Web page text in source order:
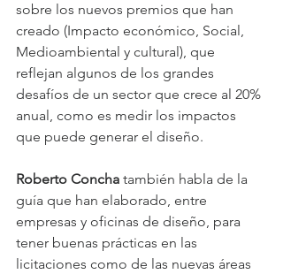
sobre los nuevos premios que han
creado (Impacto económico, Social,
Medioambiental y cultural), que
reflejan algunos de los grandes
desafíos de un sector que crece al 20%
anual, como es medir los impactos
que puede generar el diseño.
Roberto Concha también habla de la
guía que han elaborado, entre
empresas y oficinas de diseño, para
tener buenas prácticas en las
licitaciones como de las nuevas áreas